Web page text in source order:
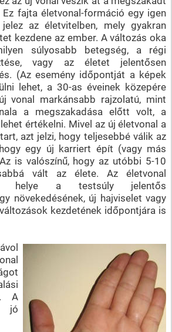
fajta életvonal-formáció egy igen
az életvitelben, mely gyakran
kezdene az ember. A változás oka
súlyosabb betegség, a régi
vagy az életet jelentősen
(Az esemény időpontját a képek
lehet, a 30-as éveinek közepére
vonal markánsabb rajzolatú, mint
a megszakadása előtt volt, a
értékelni. Mivel az új életvonal a
azt jelzi, hogy teljesebbé válik az
egy új karriert épít (vagy más
is valószínű, hogy az utóbbi 5-10
vált az élete. Az életvonal
helye a testsúly jelentős
növekedésének, új hajviselet vagy
kezdetének időpontjára is
A
jó